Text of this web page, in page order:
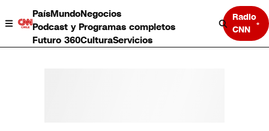
PaísMundoNegocios
Podcast y Programas completos
Futuro 360CulturaServicios
Radio
CNN